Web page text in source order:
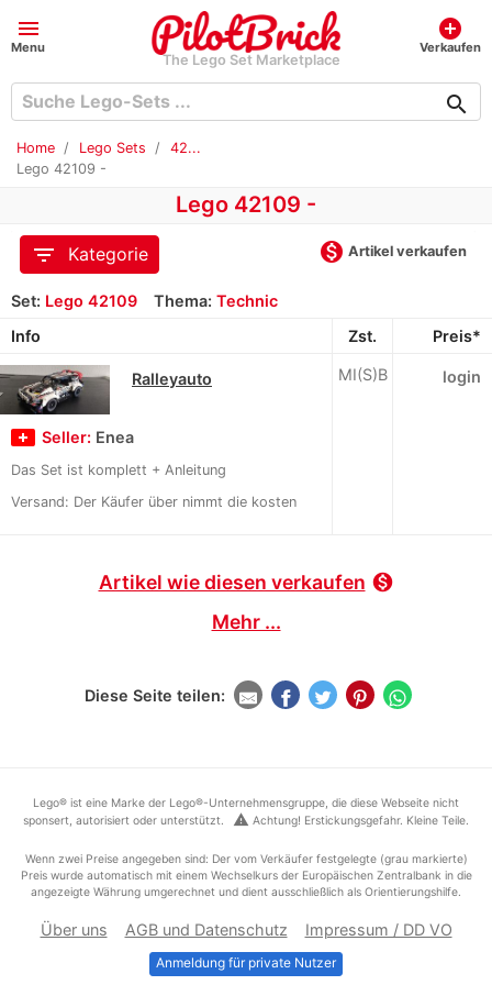
menu
Menu
The Lego Set Marketplace
add_circle
Verkaufen
search
Home Lego Sets
42...
Lego 42109 -
Lego 42109 -
filter_list
Kategorie monetization_on Artikel verkaufen
Set: Lego 42109 Thema: Technic
Info
Zst. Preis*
Ralleyauto
Seller: Enea
Das Set ist komplett + Anleitung
Versand: Der Käufer über nimmt die kosten
MI(S)B login
Artikel wie diesen verkaufen monetization_on
Mehr ...
Diese Seite teilen:
Lego® ist eine Marke der Lego®-Unternehmensgruppe, die diese Webseite nicht
sponsert, autorisiert oder unterstützt.
warning Achtung! Erstickungsgefahr. Kleine Teile.
Wenn zwei Preise angegeben sind: Der vom Verkäufer festgelegte (grau markierte)
Preis wurde automatisch mit einem Wechselkurs der Europäischen Zentralbank in die
angezeigte Währung umgerechnet und dient ausschließlich als Orientierungshilfe.
Über uns AGB und Datenschutz Impressum / DD VO
Anmeldung für private Nutzer